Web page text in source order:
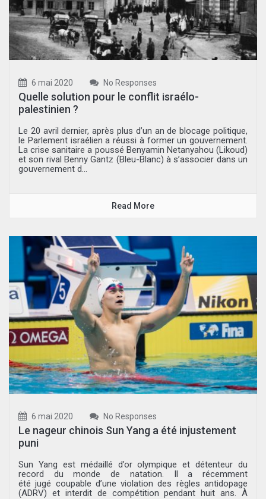
6 mai 2020 No Responses
Quelle solution pour le conflit israélo-
palestinien ?
Le 20 avril dernier, après plus d’un an de blocage politique,
le Parlement israélien a réussi à former un gouvernement.
La crise sanitaire a poussé Benyamin Netanyahou (Likoud)
et son rival Benny Gantz (Bleu-Blanc) à s’associer dans un
gouvernement d...
Read More
6 mai 2020 No Responses
Le nageur chinois Sun Yang a été injustement
puni
Sun Yang est médaillé d’or olympique et détenteur du
record du monde de natation. Il a récemment
été jugé coupable d’une violation des règles antidopage
(ADRV) et interdit de compétition pendant huit ans. À